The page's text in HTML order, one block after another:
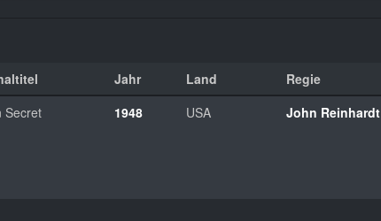
Jahr Land Regie
Secret 1948 USA John Reinhardt